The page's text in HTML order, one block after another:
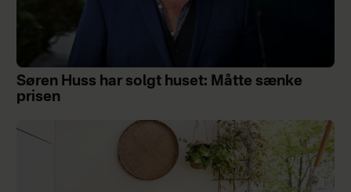
Søren Huss har solgt huset: Måtte sænke
prisen